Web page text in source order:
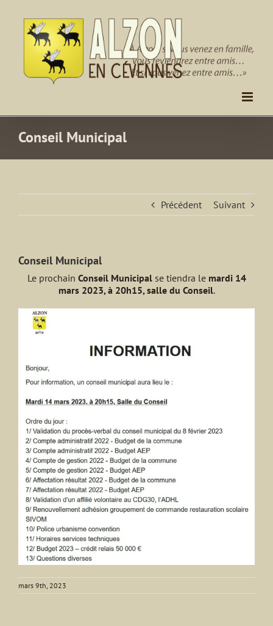
contenu
Conseil Municipal
Précédent Suivant
Conseil Municipal
Le prochain Conseil Municipalse tiendra le mardi 14
mars 2023, à 20h15, salle du Conseil.
mars 9th, 2023